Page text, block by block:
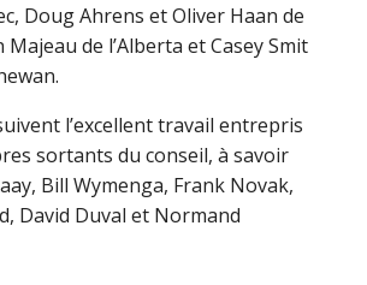
Doug Ahrens et Oliver Haan de
Majeau de l’Alberta et Casey Smit
l’excellent travail entrepris
sortants du conseil, à savoir
Bill Wymenga, Frank Novak,
David Duval et Normand